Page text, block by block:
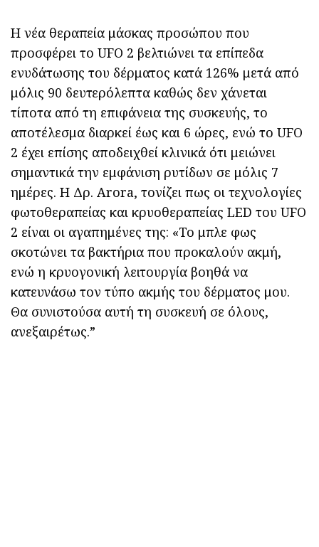
Η νέα θεραπεία μάσκας προσώπου που
προσφέρει το UFO 2 βελτιώνει τα επίπεδα
ενυδάτωσης του δέρματος κατά 126% μετά από
μόλις 90 δευτερόλεπτα καθώς δεν χάνεται
τίποτα από τη επιφάνεια της συσκευής, το
αποτέλεσμα διαρκεί έως και 6 ώρες, ενώ το UFO
2 έχει επίσης αποδειχθεί κλινικά ότι μειώνει
σημαντικά την εμφάνιση ρυτίδων σε μόλις 7
ημέρες. Η Δρ. Arora, τονίζει πως οι τεχνολογίες
φωτοθεραπείας και κρυοθεραπείας LED του UFO
2 είναι οι αγαπημένες της: «Το μπλε φως
σκοτώνει τα βακτήρια που προκαλούν ακμή,
ενώ η κρυογονική λειτουργία βοηθά να
κατευνάσω τον τύπο ακμής του δέρματος μου.
Θα συνιστούσα αυτή τη συσκευή σε όλους,
ανεξαιρέτως.”